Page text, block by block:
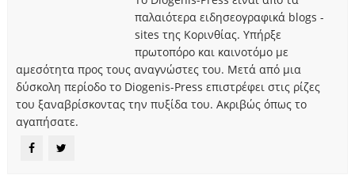
παλαιότερα ειδησεογραφικά blogs -
sites της Κορινθίας. Υπήρξε
πρωτοπόρο και καινοτόμο με
αμεσότητα προς τους αναγνώστες του. Μετά από μια
δύσκολη περίοδο το Diogenis-Press επιστρέφει στις ρίζες
του ξαναβρίσκοντας την πυξίδα του. Ακριβώς όπως το
αγαπήσατε.